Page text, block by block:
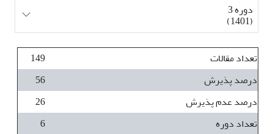
دوره 3
(1401)
تعداد مقالات
149
درصد پذیرش
56
درصد عدم پذیرش
26
تعداد دوره
6